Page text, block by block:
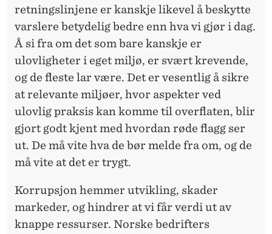
retningslinjene er kanskje likevel å beskytte
varslere betydelig bedre enn hva vi gjør i dag.
Å si fra om det som bare kanskje er
ulovligheter i eget miljø, er svært krevende,
og de fleste lar være. Det er vesentlig å sikre
at relevante miljøer, hvor aspekter ved
ulovlig praksis kan komme til overflaten, blir
gjort godt kjent med hvordan røde flagg ser
ut. De må vite hva de bør melde fra om, og de
må vite at det er trygt.
Korrupsjon hemmer utvikling, skader
markeder, og hindrer at vi får verdi ut av
knappe ressurser. Norske bedrifters